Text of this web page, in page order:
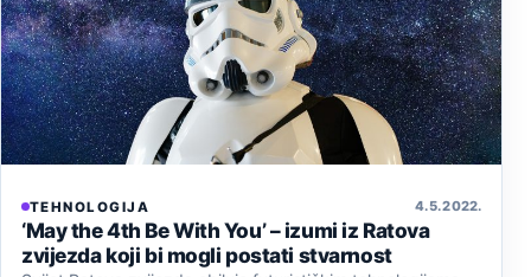
TEHNOLOGIJA 4. 5. 2022.
‘May the 4th Be With You’ – izumi iz Ratova
zvijezda koji bi mogli postati stvarnost